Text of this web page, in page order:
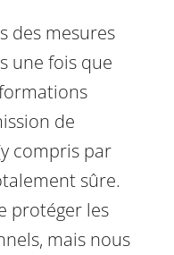
des mesures
une fois que
de
compris par
sûre.
protéger les
mais nous